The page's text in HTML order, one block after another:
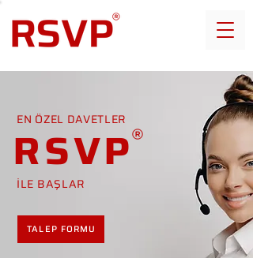
EN ÖZEL DAVETLER
RSVP
İLE BAŞLAR
TALEP FORMU